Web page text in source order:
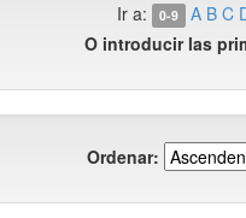
Ir a: 0-9 A B C
O introducir las
Ordenar: